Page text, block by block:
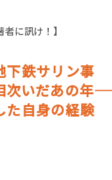
に訊け！】
下鉄サリン事
いだあの年――
た自身の経験